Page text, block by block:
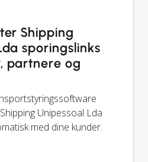
Shipping
sporingslinks
partnere og
Unipessoal Lda
med dine kunder.